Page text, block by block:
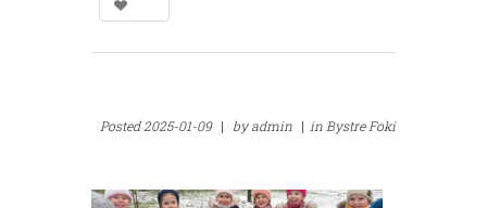
Posted2025-01-09 | byadmin | inBystre Foki